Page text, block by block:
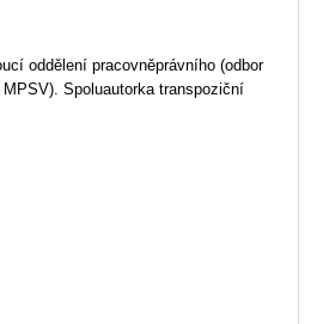
oddělení pracovněprávního (odbor
Spoluautorka transpoziční